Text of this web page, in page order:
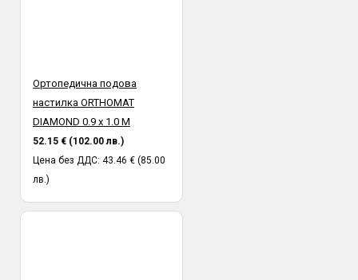
Ортопедична подова
настилка ORTHOMAT
DIAMOND 0.9 х 1.0 М
52.15 € (102.00 лв.)
Цена без ДДС: 43.46 € (85.00
лв.)